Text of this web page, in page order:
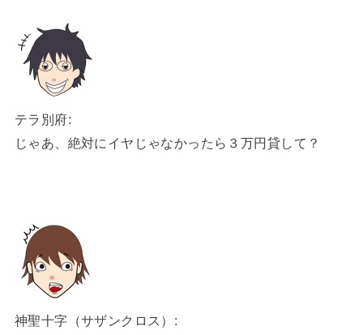
テラ別府:
じゃあ、絶対にイヤじゃなかったら３万円貸して？
神聖十字（サザンクロス）: